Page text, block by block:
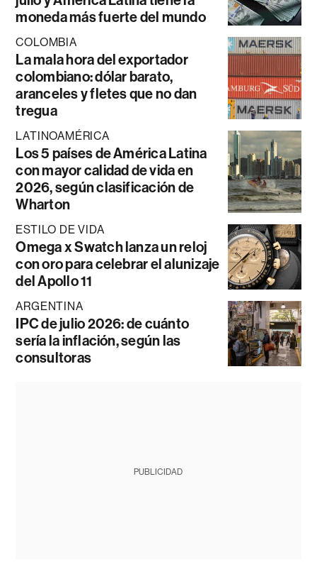
moneda más fuerte del mundo
COLOMBIA
La mala hora del exportador
colombiano: dólar barato,
aranceles y fletes que no dan
tregua
LATINOAMÉRICA
Los 5 países de América Latina
con mayor calidad de vida en
2026, según clasificación de
Wharton
ESTILO DE VIDA
Omega x Swatch lanza un reloj
con oro para celebrar el alunizaje
del Apollo 11
ARGENTINA
IPC de julio 2026: de cuánto
sería la inflación, según las
consultoras
PUBLICIDAD